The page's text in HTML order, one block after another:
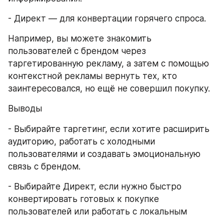
- Директ — для конвертации горячего спроса.
Например, вы можете знакомить
пользователей с брендом через
таргетированную рекламу, а затем с помощью
контекстной рекламы вернуть тех, кто
заинтересовался, но ещё не совершил покупку.
Выводы
- Выбирайте таргетинг, если хотите расширить
аудиторию, работать с холодными
пользователями и создавать эмоциональную
связь с брендом.
- Выбирайте Директ, если нужно быстро
конвертировать готовых к покупке
пользователей или работать с локальным